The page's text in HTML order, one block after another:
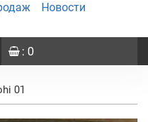
Новости
: 0
01